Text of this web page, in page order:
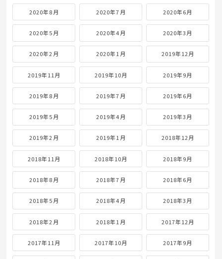
2020年8月 2020年7月 2020年6月
2020年5月 2020年4月 2020年3月
2020年2月 2020年1月 2019年12月
2019年11月 2019年10月 2019年9月
2019年8月 2019年7月 2019年6月
2019年5月 2019年4月 2019年3月
2019年2月 2019年1月 2018年12月
2018年11月 2018年10月 2018年9月
2018年8月 2018年7月 2018年6月
2018年5月 2018年4月 2018年3月
2018年2月 2018年1月 2017年12月
2017年11月 2017年10月 2017年9月